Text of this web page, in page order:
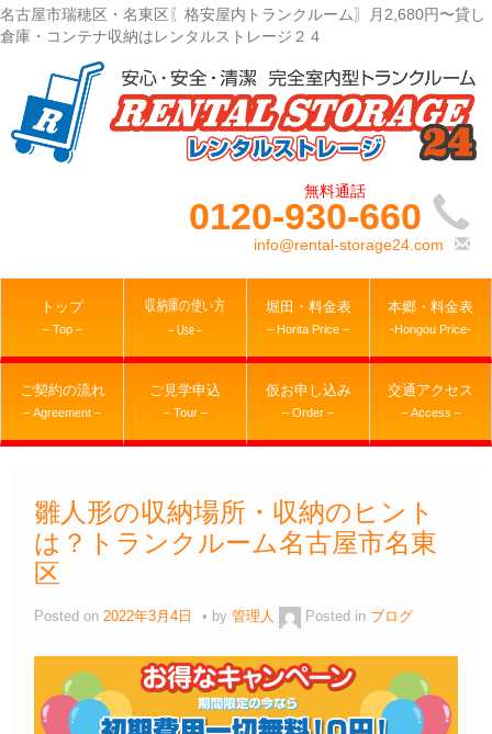
名古屋市瑞穂区・名東区〖格安屋内トランクルーム〗月2,680円〜貸し
倉庫・コンテナ収納はレンタルストレージ２４
0120-930-660
info@rental-storage24.com
トップ
– Top –
収納庫の使い方
– Use –
堀田・料金表
– Horita Price –
本郷・料金表
-Hongou Price-
ご契約の流れ
– Agreement –
ご見学申込
– Tour –
仮お申し込み
– Order –
交通アクセス
– Access –
雛人形の収納場所・収納のヒント
は？トランクルーム名古屋市名東
区
Posted on 2022年3月4日 by 管理人 Posted in ブログ